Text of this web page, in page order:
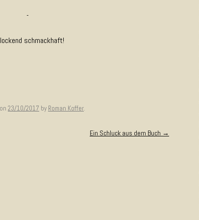
-
schmackhaft!
on 23/10/2017 by Roman Koffer.
Ein Schluck aus dem Buch →